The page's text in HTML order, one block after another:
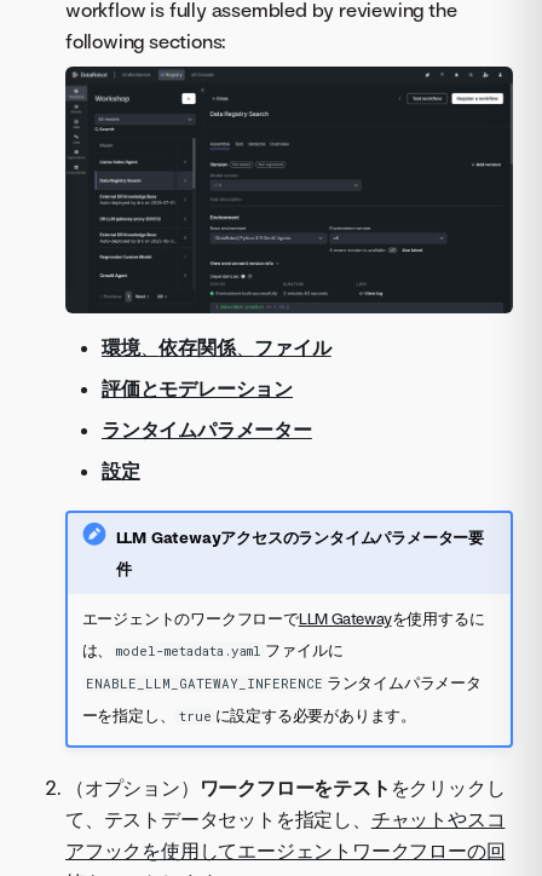
workflow is fully assembled by reviewing the
following sections:
環境、依存関係、 ファイル
評価とモデレーション
ランタイムパラメーター
設定
LLM Gatewayアクセスのランタイムパラメーター要
件
エージェントのワークフローでLLM Gatewayを使用するに
は、
model-metadata.yaml ファイルに
ENABLE_LLM_GATEWAY_INFERENCE ランタイムパラメータ
ーを指定し、
true に設定する必要があります。
（オプション） ワークフローをテスト をクリックし
て、テストデータセットを指定し、 チャットやスコ
アフックを使用してエージェントワークフローの回